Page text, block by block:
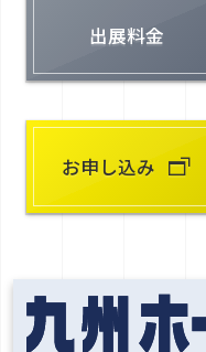
出展料金
お申し込み